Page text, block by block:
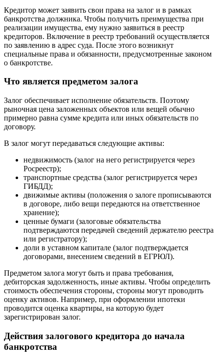
Кредитор может заявить свои права на залог и в рамках
банкротства должника. Чтобы получить преимущества при
реализации имущества, ему нужно заявиться в реестр
кредиторов. Включение в реестр требований осуществляется
по заявлению в адрес суда. После этого возникнут
специальные права и обязанности, предусмотренные законом
о банкротстве.
Что является предметом залога
Залог обеспечивает исполнение обязательств. Поэтому
рыночная цена заложенных объектов или вещей обычно
примерно равна сумме кредита или иных обязательств по
договору.
В залог могут передаваться следующие активы:
недвижимость (залог на него регистрируется через
Росреестр);
транспортные средства (залог регистрируется через
ГИБДД);
движимые активы (положения о залоге прописываются
в договоре, либо вещи передаются на ответственное
хранение);
ценные бумаги (залоговые обязательства
подтверждаются передачей сведений держателю реестра
или регистратору);
доли в уставном капитале (залог подтверждается
договорами, внесением сведений в ЕГРЮЛ).
Предметом залога могут быть и права требования,
дебиторская задолженность, иные активы. Чтобы определить
стоимость обеспечения стороны, стороны могут проводить
оценку активов. Например, при оформлении ипотеки
проводится оценка квартиры, на которую будет
зарегистрирован залог.
Действия залогового кредитора до начала
банкротства